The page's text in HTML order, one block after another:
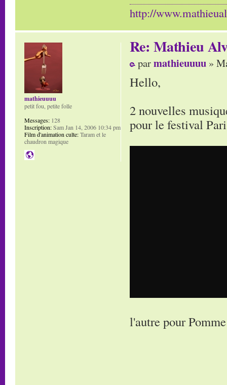
http://
Re: Mathieu
parmathieuuuu »
Hello,
2 nouvelles
pour le festival
l'autre pour
mathieuuuu
petit fou, petite folle
Messages: 128
Inscription:Sam Jan 14, 2006 10:34 pm
Film d'animation culte:Taram et le
chaudron magique